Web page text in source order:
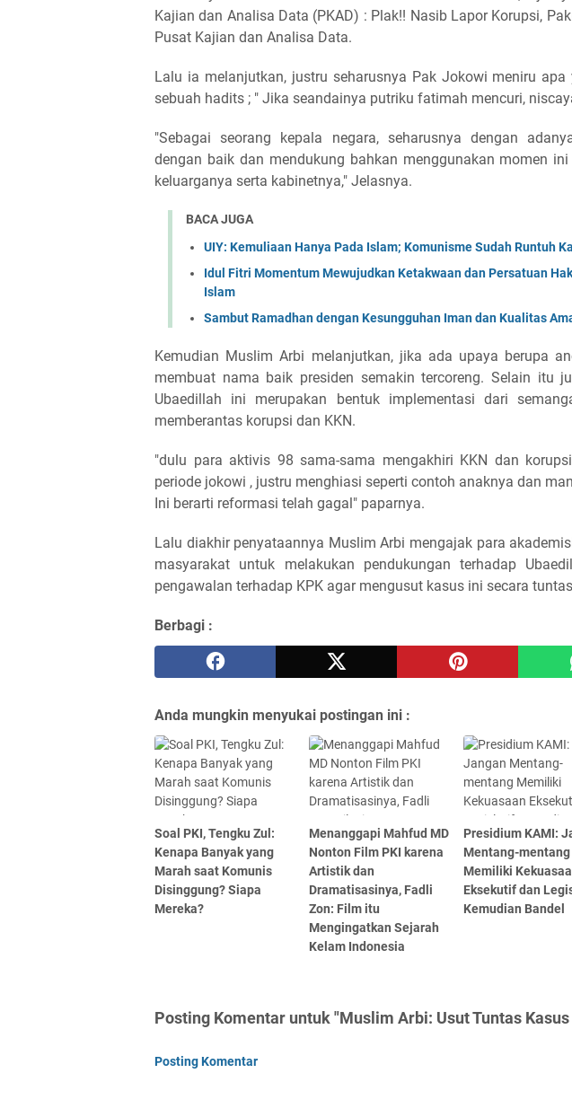
Kajian dan Analisa Data (PKAD) : Plak!! Nasib Lapor Korupsi,
Pusat Kajian dan Analisa Data.
Lalu ia melanjutkan, justru seharusnya Pak Jokowi meniru
sebuah hadits ; " Jika seandainya putriku fatimah mencuri,
"Sebagai seorang kepala negara, seharusnya dengan
dengan baik dan mendukung bahkan menggunakan momen
keluarganya serta kabinetnya," Jelasnya.
BACA JUGA
UIY: Kemuliaan Hanya Pada Islam; Komunisme Sudah Runtuh
Idul Fitri Momentum Mewujudkan Ketakwaan dan Persatuan
Islam
Sambut Ramadhan dengan Kesungguhan Iman dan Kualitas
Kemudian Muslim Arbi melanjutkan, jika ada upaya berupa
membuat nama baik presiden semakin tercoreng. Selain itu
Ubaedillah ini merupakan bentuk implementasi dari
memberantas korupsi dan KKN.
"dulu para aktivis 98 sama-sama mengakhiri KKN dan
periode jokowi , justru menghiasi seperti contoh anaknya dan
Ini berarti reformasi telah gagal" paparnya.
Lalu diakhir penyataannya Muslim Arbi mengajak para
masyarakat untuk melakukan pendukungan terhadap
pengawalan terhadap KPK agar mengusut kasus ini secara
Berbagi :
Anda mungkin menyukai postingan ini :
Soal PKI, Tengku Zul:
Kenapa Banyak yang
Marah saat Komunis
Disinggung? Siapa
Mereka?
Menanggapi Mahfud MD
Nonton Film PKI karena
Artistik dan
Dramatisasinya, Fadli
Zon: Film itu
Mengingatkan Sejarah
Kelam Indonesia
Presidium KAMI:
Mentang-mentang
Memiliki
Eksekutif dan
Kemudian Bandel
Posting Komentar untuk "Muslim Arbi: Usut Tuntas
Posting Komentar